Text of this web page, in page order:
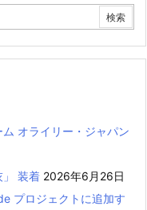
ム オライリー・ジャパン
」 装着 2026年6月26日
プロジェクトに追加す